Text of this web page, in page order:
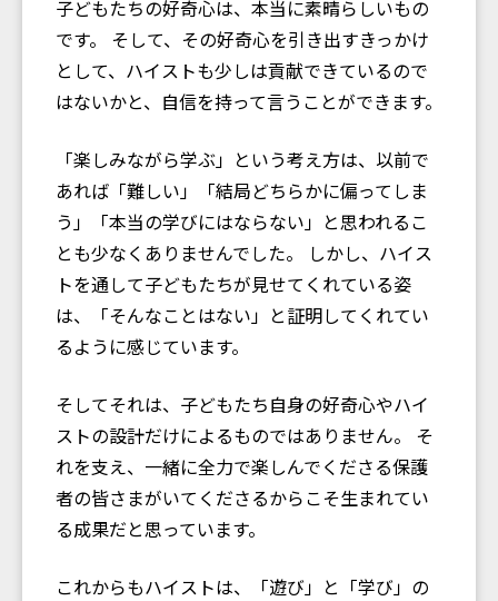
子どもたちの好奇心は、本当に素晴らしいもの
です。 そして、その好奇心を引き出すきっかけ
として、ハイストも少しは貢献できているので
はないかと、自信を持って言うことができます。
「楽しみながら学ぶ」という考え方は、以前で
あれば「難しい」「結局どちらかに偏ってしま
う」「本当の学びにはならない」と思われるこ
とも少なくありませんでした。 しかし、ハイス
トを通して子どもたちが見せてくれている姿
は、「そんなことはない」と証明してくれてい
るように感じています。
そしてそれは、子どもたち自身の好奇心やハイ
ストの設計だけによるものではありません。 そ
れを支え、一緒に全力で楽しんでくださる保護
者の皆さまがいてくださるからこそ生まれてい
る成果だと思っています。
これからもハイストは、「遊び」と「学び」の